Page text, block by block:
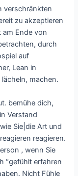
verschränkten
zu akzeptieren
Ende von
durch
auf
Lean in
machen.
bemühe dich,
Verstand
Sie|die Art und
reagieren.
, wenn Sie
“gefühlt erfahren
Nicht Fühle